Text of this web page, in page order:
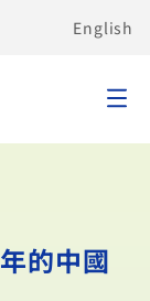
English
的中國